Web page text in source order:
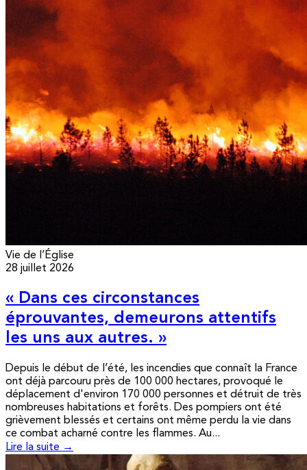
Vie de l’Église
28 juillet 2026
« Dans ces circonstances
éprouvantes, demeurons attentifs
les uns aux autres. »
Depuis le début de l’été, les incendies que connaît la France
ont déjà parcouru près de 100 000 hectares, provoqué le
déplacement d'environ 170 000 personnes et détruit de très
nombreuses habitations et forêts. Des pompiers ont été
grièvement blessés et certains ont même perdu la vie dans
ce combat acharné contre les flammes. Au...
Lire la suite →